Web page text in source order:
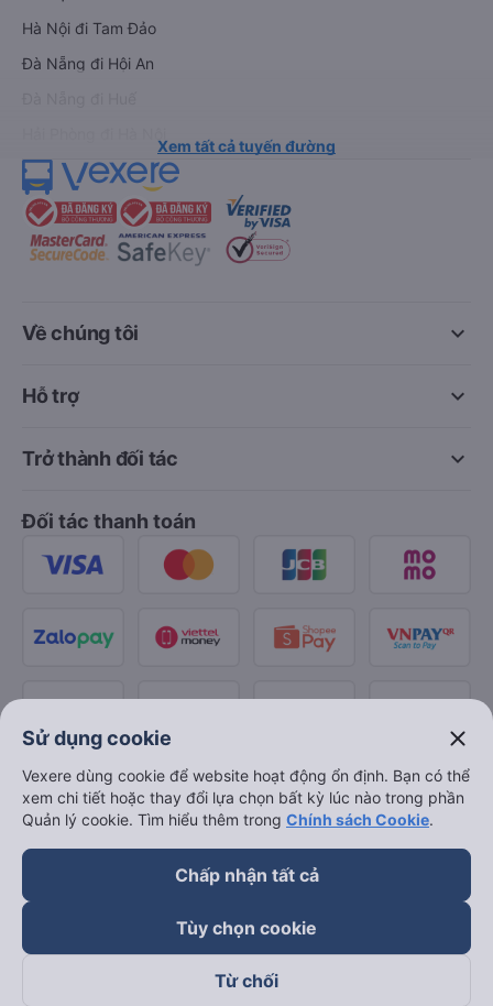
Hà Nội đi Tam Đảo
Đà Nẵng đi Hội An
Xem tất cả tuyến đường
keyboard_arrow_down
Về chúng tôi
keyboard_arrow_down
Hỗ trợ
keyboard_arrow_down
Trở thành đối tác
Đối tác thanh toán
Sử dụng cookie close
Vexere dùng cookie để website hoạt động ổn định. Bạn có thể
xem chi tiết hoặc thay đổi lựa chọn bất kỳ lúc nào trong phần
Quản lý cookie. Tìm hiểu thêm trong Chính sách Cookie.
Chấp nhận tất cả
Tùy chọn cookie
Từ chối